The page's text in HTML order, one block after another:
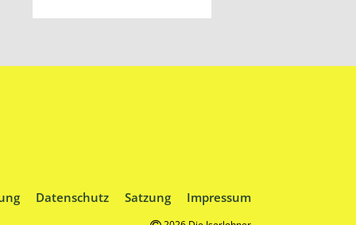
Datenschutz Satzung Impressum